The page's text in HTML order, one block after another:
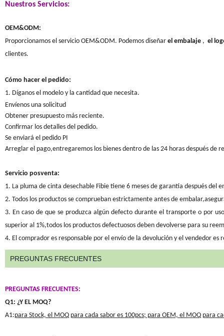
Nuestros Servicios:
OEM&ODM:
Proporcionamos el servicio OEM&ODM. Podemos diseñarel embalaje , el
clientes.
Cómo hacer el pedido:
1. Díganos el modelo y la cantidad que necesita.
Envíenos una solicitud
Obtener presupuesto más reciente.
Confirmar los detalles del pedido.
Se enviará el pedido PI
Arreglar el pago,entregaremos los bienes dentro de las 24 horas después de
Servicio posventa:
1. La pluma de cinta desechable Fibie tiene 6 meses de garantía después del
2. Todos los productos se comprueban estrictamente antes de
3. En caso de que se produzca algún defecto durante el transporte o por
superior al 1%,todos los productos defectuosos deben devolverse para su
4. El comprador es responsable por el envío de la devolución y el vendedor
PREGUNTAS FRECUENTES
PREGUNTAS FRECUENTES:
Q1: ¿Y EL MOQ?
A1:para Stock, el MOQ para cada sabor es 100pcs; para OEM, el MOQ para